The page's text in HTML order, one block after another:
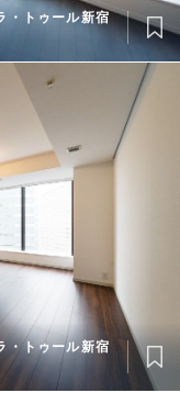
・トゥール新宿
・トゥール新宿